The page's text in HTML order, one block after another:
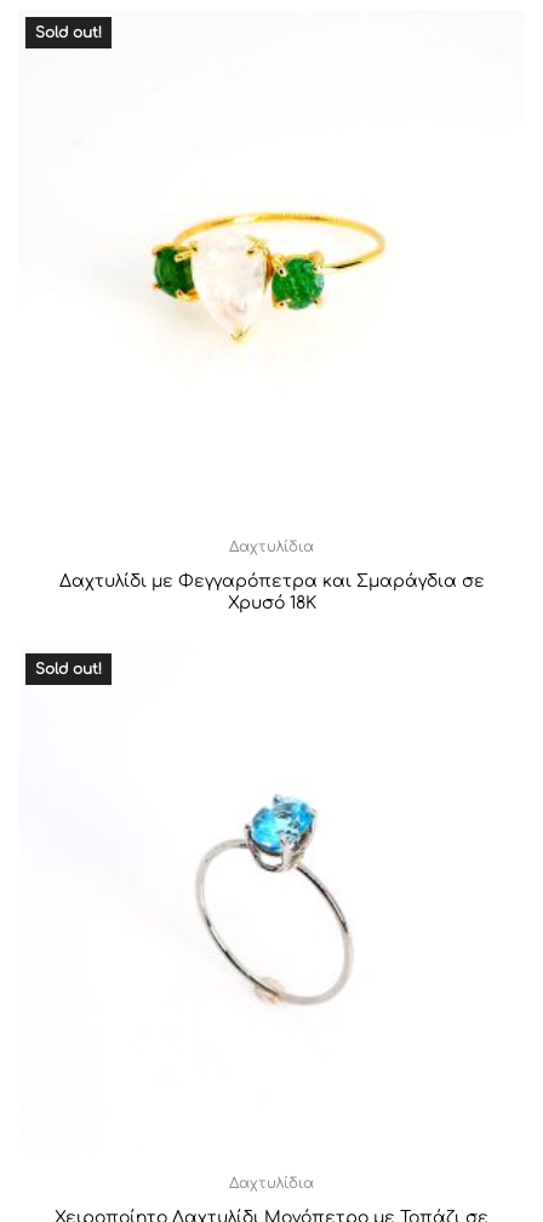
Sold out!
Δαχτυλίδια
Δαχτυλίδι με Φεγγαρόπετρα και Σμαράγδια σε
Χρυσό 18Κ
Sold out!
Δαχτυλίδια
Χειροποίητο Δαχτυλίδι Μονόπετρο με Τοπάζι σε